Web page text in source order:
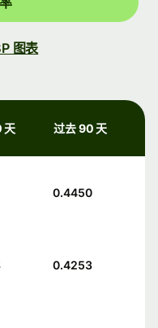
图表
天 过去 90 天
0.4450
0.4253